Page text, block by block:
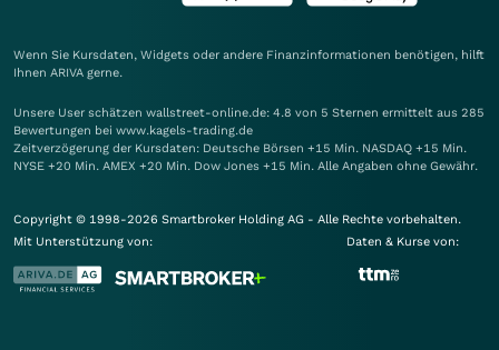
Wenn Sie Kursdaten, Widgets oder andere Finanzinformationen benötigen, hilft
Ihnen ARIVA gerne.
Unsere User schätzen wallstreet-online.de: 4.8 von 5 Sternen ermittelt aus 285
Bewertungen bei www.kagels-trading.de
Zeitverzögerung der Kursdaten: Deutsche Börsen +15 Min. NASDAQ +15 Min.
NYSE +20 Min. AMEX +20 Min. Dow Jones +15 Min. Alle Angaben ohne Gewähr.
Copyright © 1998-2026 Smartbroker Holding AG - Alle Rechte vorbehalten.
Mit Unterstützung von:
Daten & Kurse von: